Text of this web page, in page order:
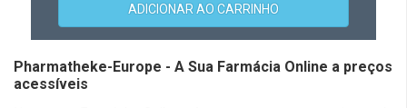
ADICIONAR AO CARRINHO
Pharmatheke-Europe - A Sua Farmácia Online a preços
acessíveis